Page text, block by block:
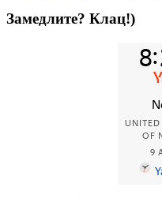
Замедлите? Клац!)